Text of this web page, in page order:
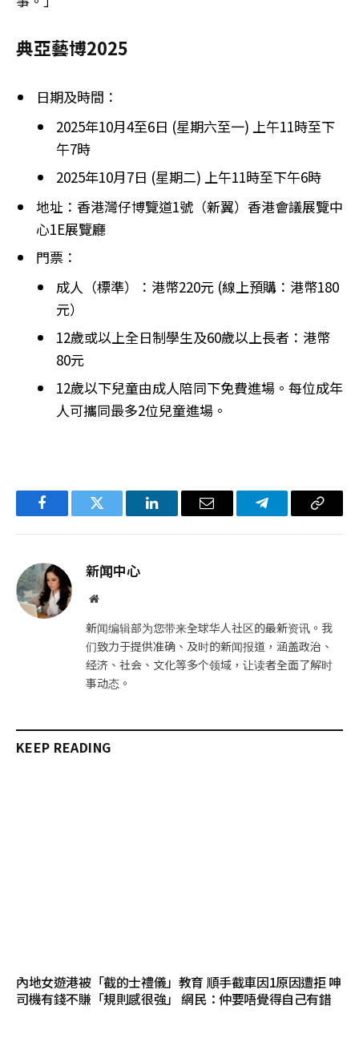
典亞藝博2025
日期及時間：
2025年10月4至6日 (星期六至一) 上午11時至下
午7時
2025年10月7日 (星期二) 上午11時至下午6時
地址：香港灣仔博覽道1號（新翼）香港會議展覽中
心1E展覽廳
門票：
成人（標準）：港幣220元 (線上預購：港幣180
元）
12歲或以上全日制學生及60歲以上長者：港幣
80元
12歲以下兒童由成人陪同下免費進場。每位成年
人可攜同最多2位兒童進場。
FacebookTwitter LinkedIn电
Telegram复
新闻中心
网
新闻编辑部为您带来全球华人社区的最新资讯。我
们致力于提供准确、及时的新闻报道，涵盖政治、
经济、社会、文化等多个领域，让读者全面了解时
事动态。
KEEP READING
內地女遊港被「截的士禮儀」教育 順手截車因1原因遭拒 呻
司機有錢不賺「規則感很強」 網民：仲要唔覺得自己有錯